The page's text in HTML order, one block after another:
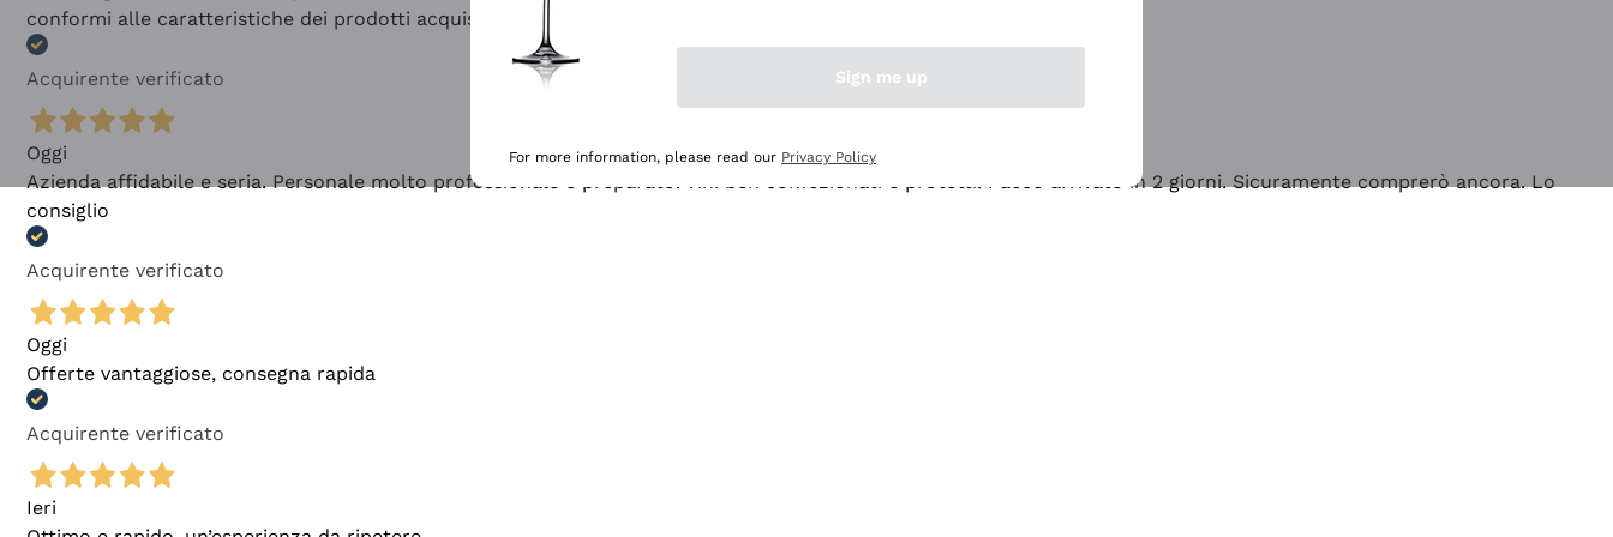
conformi alle caratteristiche dei prodotti acquistati
Acquirente verificato
Oggi
Azienda affidabile e seria. Personale molto professionale e preparato. Vini ben confezionati e protetti. Pacco arrivato in 2 giorni. Sicuramente comprerò ancora. Lo
consiglio
Acquirente verificato
Oggi
Offerte vantaggiose, consegna rapida
Acquirente verificato
Ieri
Sign me up
For more information, please read our Privacy Policy